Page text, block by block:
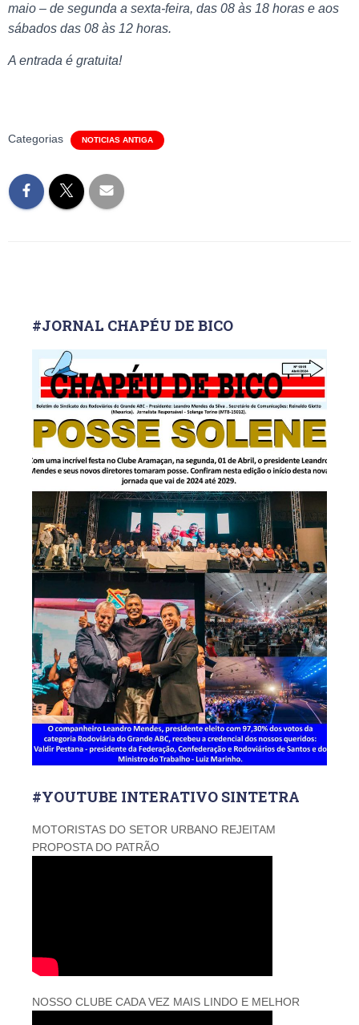
maio – de segunda a sexta-feira, das 08 às 18 horas e aos
sábados das 08 às 12 horas.
A entrada é gratuita!
Categorias NOTICIAS ANTIGA
#JORNAL CHAPÉU DE BICO
#YOUTUBE INTERATIVO SINTETRA
MOTORISTAS DO SETOR URBANO REJEITAM
PROPOSTA DO PATRÃO
NOSSO CLUBE CADA VEZ MAIS LINDO E MELHOR